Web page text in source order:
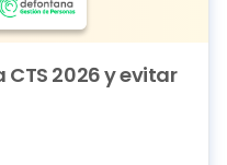
2026 y evitar